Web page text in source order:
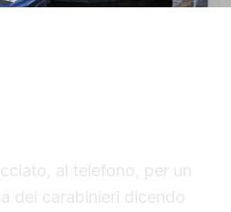
al telefono, per un
dei carabinieri dicendo